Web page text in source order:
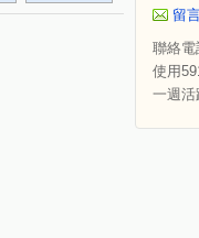
留
聯絡電
使用
一週活